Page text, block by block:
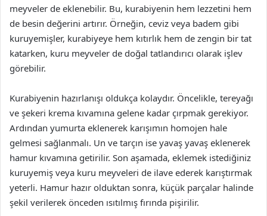
meyveler de eklenebilir. Bu, kurabiyenin hem lezzetini hem
de besin değerini artırır. Örneğin, ceviz veya badem gibi
kuruyemişler, kurabiyeye hem kıtırlık hem de zengin bir tat
katarken, kuru meyveler de doğal tatlandırıcı olarak işlev
görebilir.
Kurabiyenin hazırlanışı oldukça kolaydır. Öncelikle, tereyağı
ve şekeri krema kıvamına gelene kadar çırpmak gerekiyor.
Ardından yumurta eklenerek karışımın homojen hale
gelmesi sağlanmalı. Un ve tarçın ise yavaş yavaş eklenerek
hamur kıvamına getirilir. Son aşamada, eklemek istediğiniz
kuruyemiş veya kuru meyveleri de ilave ederek karıştırmak
yeterli. Hamur hazır olduktan sonra, küçük parçalar halinde
şekil verilerek önceden ısıtılmış fırında pişirilir.